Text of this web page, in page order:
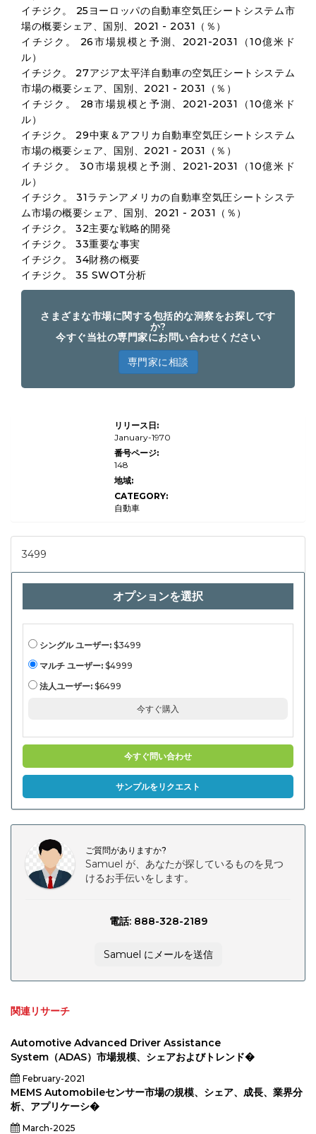
イチジク。 25ヨーロッパの自動車空気圧シートシステム市
場の概要シェア、国別、2021 - 2031（％）
イチジク。 26市場規模と予測、2021-2031（10億米ド
ル）
イチジク。 27アジア太平洋自動車の空気圧シートシステム
市場の概要シェア、国別、2021 - 2031（％）
イチジク。 28市場規模と予測、2021-2031（10億米ド
ル）
イチジク。 29中東＆アフリカ自動車空気圧シートシステム
市場の概要シェア、国別、2021 - 2031（％）
イチジク。 30市場規模と予測、2021-2031（10億米ド
ル）
イチジク。 31ラテンアメリカの自動車空気圧シートシステ
ム市場の概要シェア、国別、2021 - 2031（％）
イチジク。 32主要な戦略的開発
イチジク。 33重要な事実
イチジク。 34財務の概要
イチジク。 35 SWOT分析
さまざまな市場に関する包括的な洞察をお探しです
か?
今すぐ当社の専門家にお問い合わせください
専門家に相談
プリケー
（乗用
車、高級
車、電気
（OEM、
マーケッ
域分析、
析、地域
分析、自
ンプレッ
ルブ、コ
ントロー
ト、エア
ー）、地
域分析、
空気圧シ
ートシス
テムの市
場規模、
シェア、
成長およ
リリース日:
January-1970
番号ページ:
148
地域:
CATEGORY:
自動車
3499
オプションを選択
シングル ユーザー: $3499
マルチ ユーザー: $4999
法人ユーザー: $6499
今すぐ購入
今すぐ問い合わせ
サンプルをリクエスト
ご質問がありますか?
Samuel が、あなたが探しているものを見つ
けるお手伝いをします。
電話: 888-328-2189
Samuel にメールを送信
関連リサーチ
Automotive Advanced Driver Assistance
System（ADAS）市場規模、シェアおよびトレンド�
February-2021
MEMS Automobileセンサー市場の規模、シェア、成長、業界分
析、アプリケーシ�
March-2025